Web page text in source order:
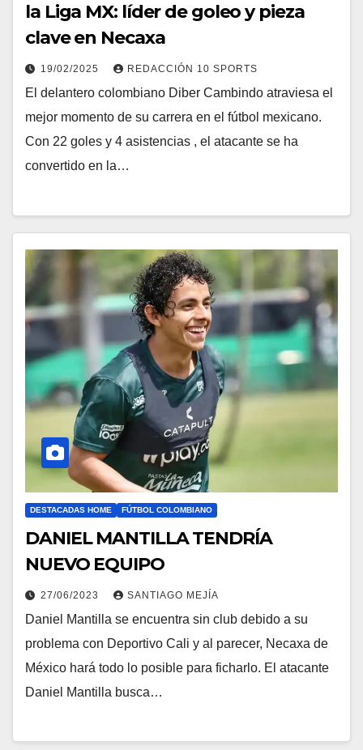
la Liga MX: líder de goleo y pieza
clave en Necaxa
19/02/2025 REDACCIÓN 10 SPORTS
El delantero colombiano Diber Cambindo atraviesa el
mejor momento de su carrera en el fútbol mexicano.
Con 22 goles y 4 asistencias , el atacante se ha
convertido en la…
DESTACADAS HOME FÚTBOL COLOMBIANO
DANIEL MANTILLA TENDRÍA
NUEVO EQUIPO
27/06/2023 SANTIAGO MEJÍA
Daniel Mantilla se encuentra sin club debido a su
problema con Deportivo Cali y al parecer, Necaxa de
México hará todo lo posible para ficharlo. El atacante
Daniel Mantilla busca…